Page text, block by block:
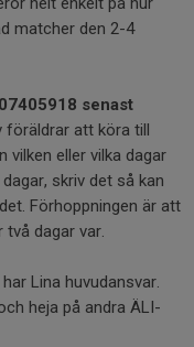
matcher den 2-4
senast
föräldrar att köra till
vilken eller vilka dagar
skriv det så kan
Förhoppningen är att
dagar var.
Lina huvudansvar.
heja på andra ÄLI-